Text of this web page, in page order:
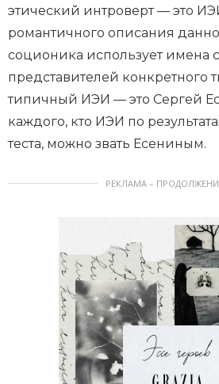
этический интроверт — это
романтичного описания
соционика использует имена
представителей конкретного
типичный ИЭИ — это Сергей
каждого, кто ИЭИ по
теста, можно звать Есениным.
РЕКЛАМА –